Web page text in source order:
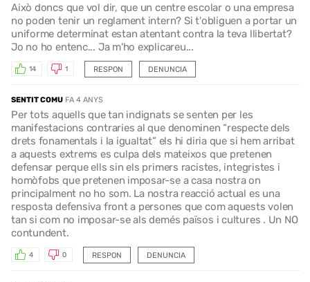
Això doncs que vol dir, que un centre escolar o una empresa
no poden tenir un reglament intern? Si t'obliguen a portar un
uniforme determinat estan atentant contra la teva llibertat?
Jo no ho entenc... Ja m'ho explicareu...
RESPON
14 1 DENUNCIA
SENTIT COMU FA 4 ANYS
Per tots aquells que tan indignats se senten per les
manifestacions contraries al que denominen “respecte dels
drets fonamentals i la igualtat” els hi diria que si hem arribat
a aquests extrems es culpa dels mateixos que pretenen
defensar perque ells sin els primers racistes, integristes i
homòfobs que pretenen imposar-se a casa nostra on
principalment no ho som. La nostra reacció actual es una
resposta defensiva front a persones que com aquests volen
tan si com no imposar-se als demés països i cultures . Un NO
contundent.
RESPON
4 0 DENUNCIA